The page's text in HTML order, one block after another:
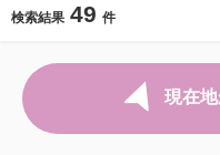
検索結果 49 件
現在